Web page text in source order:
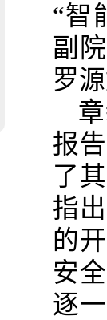
“智
副
罗
报
了
指
的
安
逐